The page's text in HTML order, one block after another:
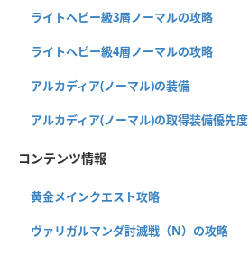
ライトヘビー級3層ノーマルの攻略
ライトヘビー級4層ノーマルの攻略
アルカディア(ノーマル)の装備
アルカディア(ノーマル)の取得装備優先度
コンテンツ情報
黄金メインクエスト攻略
ヴァリガルマンダ討滅戦（N）の攻略